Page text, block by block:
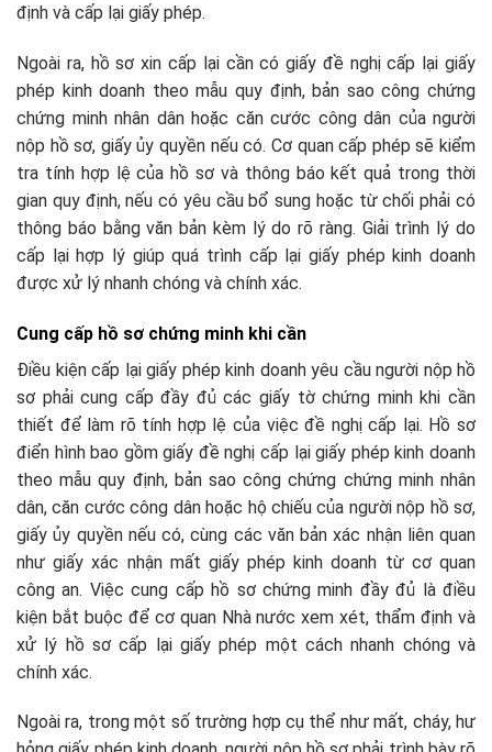
định và cấp lại giấy phép.​
Ngoài ra, hồ sơ xin cấp lại cần có giấy đề nghị cấp lại giấy
phép kinh doanh theo mẫu quy định, bản sao công chứng
chứng minh nhân dân hoặc căn cước công dân của người
nộp hồ sơ, giấy ủy quyền nếu có. Cơ quan cấp phép sẽ kiểm
tra tính hợp lệ của hồ sơ và thông báo kết quả trong thời
gian quy định, nếu có yêu cầu bổ sung hoặc từ chối phải có
thông báo bằng văn bản kèm lý do rõ ràng. Giải trình lý do
cấp lại hợp lý giúp quá trình cấp lại giấy phép kinh doanh
được xử lý nhanh chóng và chính xác.
Cung cấp hồ sơ chứng minh khi cần
Điều kiện cấp lại giấy phép kinh doanh yêu cầu người nộp hồ
sơ phải cung cấp đầy đủ các giấy tờ chứng minh khi cần
thiết để làm rõ tính hợp lệ của việc đề nghị cấp lại. Hồ sơ
điển hình bao gồm giấy đề nghị cấp lại giấy phép kinh doanh
theo mẫu quy định, bản sao công chứng chứng minh nhân
dân, căn cước công dân hoặc hộ chiếu của người nộp hồ sơ,
giấy ủy quyền nếu có, cùng các văn bản xác nhận liên quan
như giấy xác nhận mất giấy phép kinh doanh từ cơ quan
công an. Việc cung cấp hồ sơ chứng minh đầy đủ là điều
kiện bắt buộc để cơ quan Nhà nước xem xét, thẩm định và
xử lý hồ sơ cấp lại giấy phép một cách nhanh chóng và
chính xác.​
Ngoài ra, trong một số trường hợp cụ thể như mất, cháy, hư